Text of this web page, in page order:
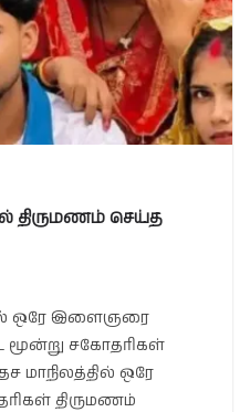
திருமணம் செய்த
ஒரே இளைஞரை
சகோதரிகள்
மாநிலத்தில் ஒரே
திருமணம்